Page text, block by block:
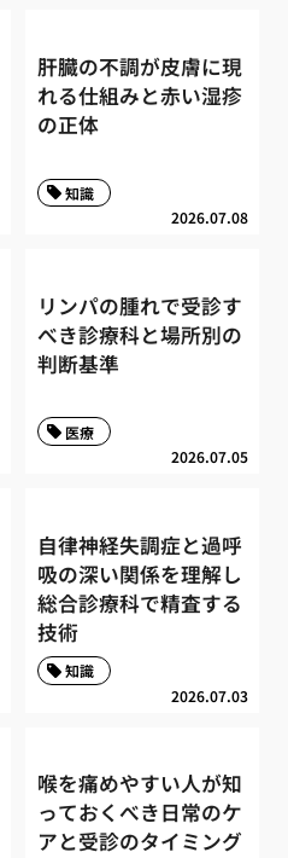
肝臓の不調が皮膚に現
れる仕組みと赤い湿疹
の正体
2026.07.08
知識
リンパの腫れで受診す
べき診療科と場所別の
判断基準
2026.07.05
医療
自律神経失調症と過呼
吸の深い関係を理解し
総合診療科で精査する
技術
2026.07.03
知識
喉を痛めやすい人が知
っておくべき日常のケ
アと受診のタイミング